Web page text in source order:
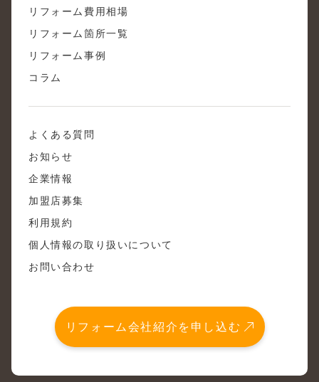
リフォーム費用相場
リフォーム箇所一覧
リフォーム事例
コラム
よくある質問
お知らせ
企業情報
加盟店募集
利用規約
個人情報の取り扱いについて
お問い合わせ
リフォーム会社紹介を申し込む